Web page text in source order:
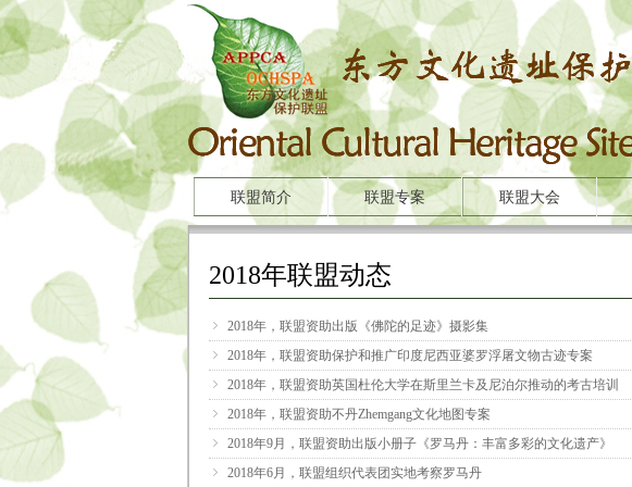
联盟简介 联盟专案 联盟大会
2018年联盟动态
ꁇ
2018年，联盟资助出版《佛陀的足迹》摄影集
ꁇ
2018年，联盟资助保护和推广印度尼西亚婆罗浮屠文物古迹专案
ꁇ
2018年，联盟资助英国杜伦大学在斯里兰卡及尼泊尔推动的考古培训
ꁇ
2018年，联盟资助不丹Zhemgang文化地图专案
ꁇ
2018年9月，联盟资助出版小册子《罗马丹：丰富多彩的文化遗产》
ꁇ 2018年6月，联盟组织代表团实地考察罗马丹